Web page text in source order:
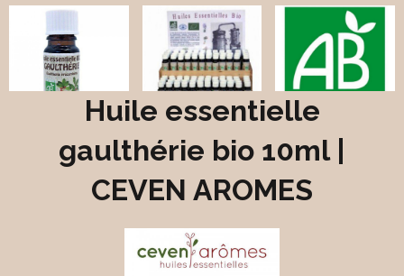
Huile essentielle
gaulthérie bio 10ml |
CEVEN AROMES